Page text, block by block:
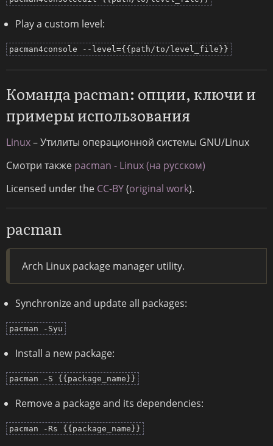
Play a custom level:
pacman4console --level={{path/to/level_file}}
Команда pacman: опции, ключи и
примеры использования
Linux– Утилиты операционной системы GNU/Linux
Смотри также pacman - Linux (на русском)
Licensed under the CC-BY(original work).
pacman
Arch Linux package manager utility.
Synchronize and update all packages:
pacman -Syu
Install a new package:
pacman -S {{package_name}}
Remove a package and its dependencies:
pacman -Rs {{package_name}}